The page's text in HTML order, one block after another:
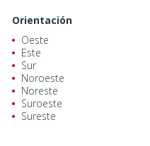
Orientación
Oeste
Este
Sur
Noroeste
Noreste
Suroeste
Sureste